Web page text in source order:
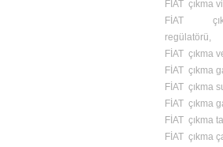
FİAT çıkma
FİAT
regülatörü,
FİAT çıkma
FİAT çıkma
FİAT çıkma
FİAT çıkma
FİAT çıkma
FİAT çıkma